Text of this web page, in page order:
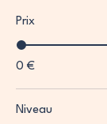
Prix
0 €
Niveau